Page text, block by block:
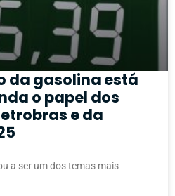
da gasolina está
o papel dos
e da
a ser um dos temas mais